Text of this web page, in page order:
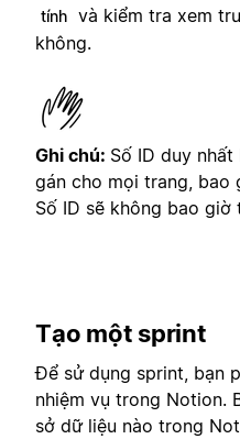
tính và kiểm tra xem
không.
Ghi chú: Số ID duy
gán cho mọi trang, bao
Số ID sẽ không bao giờ
Tạo một sprint
Để sử dụng sprint, bạn
nhiệm vụ trong Notion.
sở dữ liệu nào trong